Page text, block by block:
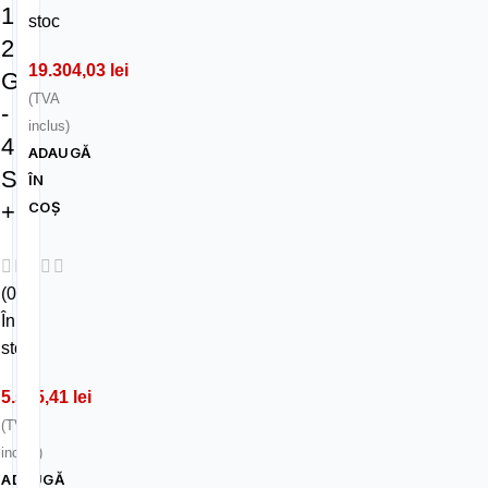
1
2
G
-
4
S
+
(0)
În
stoc
5.555,41 lei
(TVA
inclus)
ADAUGĂ
stoc
19.304,03 lei
(TVA
inclus)
ADAUGĂ
ÎN
COȘ